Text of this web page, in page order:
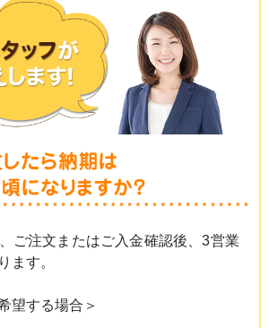
ご注文またはご入金確認後、3営業
ます。
望する場合＞